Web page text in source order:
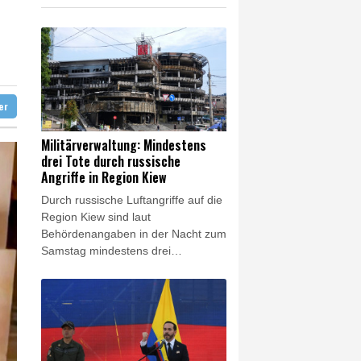
Drogengewalt an
Militärverwaltung: Mindestens
drei Tote durch russische
Angriffe in Region Kiew
Durch russische Luftangriffe auf die
Region Kiew sind laut
Behördenangaben in der Nacht zum
Samstag mindestens drei
den Opfern sei auch ein Kind, teilte
die Militärverwaltung der
ukrainischen Hauptstadtregion mit.
Bei den gleichen Angriffen
nordöstlich von Kiew seien drei